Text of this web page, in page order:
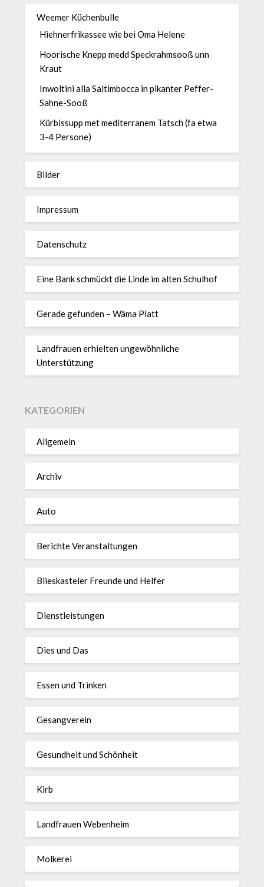
Weemer Küchenbulle
Hiehnerfrikassee wie bei Oma Helene
Hoorische Knepp medd Speckrahmsooß unn
Kraut
Inwoltini alla Saltimbocca in pikanter Peffer-
Sahne-Sooß
Kürbissupp met mediterranem Tatsch (fa etwa
3-4 Persone)
Bilder
Impressum
Datenschutz
Eine Bank schmückt die Linde im alten Schulhof
Gerade gefunden – Wäma Platt
Landfrauen erhielten ungewöhnliche
Unterstützung
KATEGORIEN
Allgemein
Archiv
Auto
Berichte Veranstaltungen
Blieskasteler Freunde und Helfer
Dienstleistungen
Dies und Das
Essen und Trinken
Gesangverein
Gesundheit und Schönheit
Kirb
Landfrauen Webenheim
Molkerei